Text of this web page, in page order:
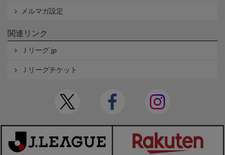
メルマガ設定
関連リンク
Ｊリーグ.jp
Ｊリーグチケット